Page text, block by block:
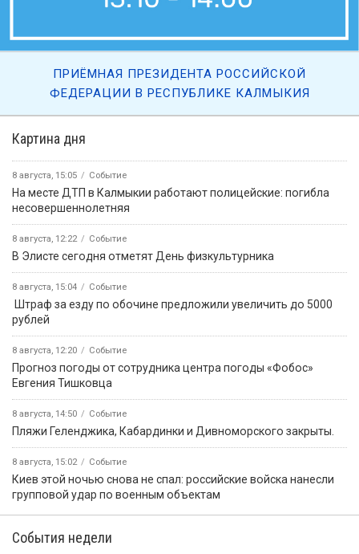
Картина дня
8 августа, 15:05 Событие
На месте ДТП в Калмыкии работают полицейские: погибла
несовершеннолетняя
8 августа, 12:22 Событие
В Элисте сегодня отметят День физкультурника
8 августа, 15:04 Событие
️ Штраф за езду по обочине предложили увеличить до 5000
рублей
8 августа, 12:20 Событие
Прогноз погоды от сотрудника центра погоды «Фобос»
Евгения Тишковца
8 августа, 14:50 Событие
️Пляжи Геленджика, Кабардинки и Дивноморского закрыты.
8 августа, 15:02 Событие
Киев этой ночью снова не спал: российские войска нанесли
групповой удар по военным объектам
События недели
ПРИЁМНАЯ ПРЕЗИДЕНТА РОССИЙСКОЙ
ФЕДЕРАЦИИ В РЕСПУБЛИКЕ КАЛМЫКИЯ